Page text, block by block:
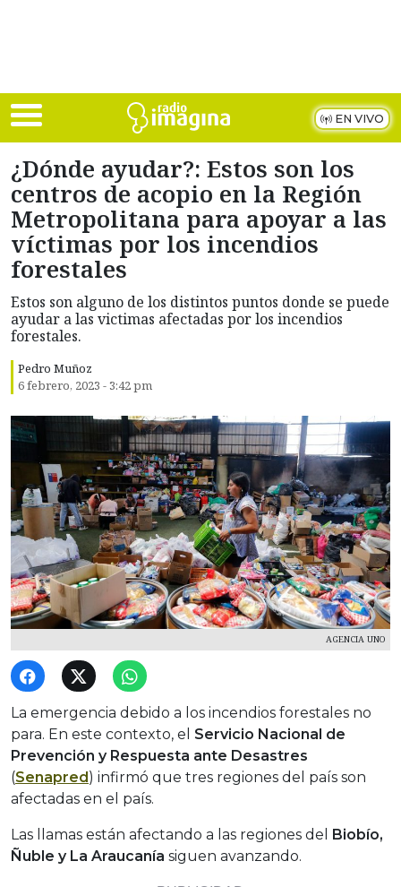
EN VIVO
¿Dónde ayudar?: Estos son los
centros de acopio en la Región
Metropolitana para apoyar a las
víctimas por los incendios
forestales
Estos son alguno de los distintos puntos donde se puede
ayudar a las victimas afectadas por los incendios
forestales.
Pedro Muñoz
6 febrero, 2023 - 3:42 pm
AGENCIA UNO
La emergencia debido a los incendios forestales no
para. En este contexto, el Servicio Nacional de
Prevención y Respuesta ante Desastres
(Senapred ) infirmó que tres regiones del país son
afectadas en el país.
Las llamas están afectando a las regiones del
Biobío,
Ñuble y La Araucanía siguen avanzando.